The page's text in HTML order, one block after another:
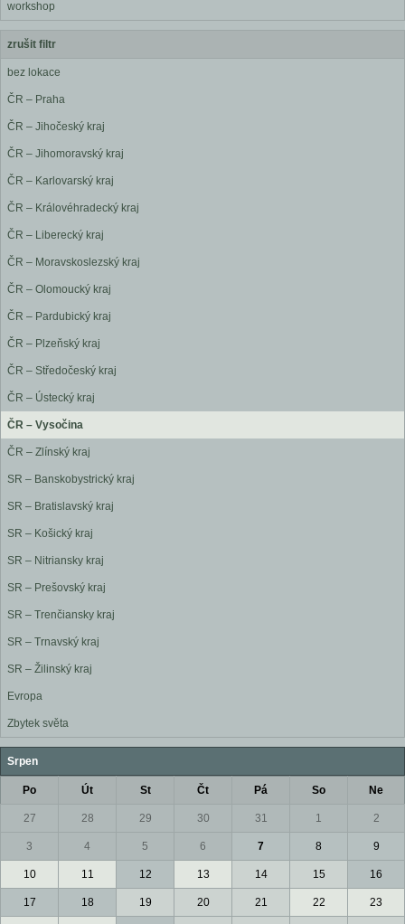
workshop
zrušit filtr
bez lokace
ČR – Praha
ČR – Jihočeský kraj
ČR – Jihomoravský kraj
ČR – Karlovarský kraj
ČR – Královéhradecký kraj
ČR – Liberecký kraj
ČR – Moravskoslezský kraj
ČR – Olomoucký kraj
ČR – Pardubický kraj
ČR – Plzeňský kraj
ČR – Středočeský kraj
ČR – Ústecký kraj
ČR – Vysočina
ČR – Zlínský kraj
SR – Banskobystrický kraj
SR – Bratislavský kraj
SR – Košický kraj
SR – Nitriansky kraj
SR – Prešovský kraj
SR – Trenčiansky kraj
SR – Trnavský kraj
SR – Žilinský kraj
Evropa
Zbytek světa
Srpen
Po Út St Čt Pá So Ne
27 28 29 30 31 1 2
3 4 5 6 7 8 9
10 11 12 13 14 15 16
17 18 19 20 21 22 23